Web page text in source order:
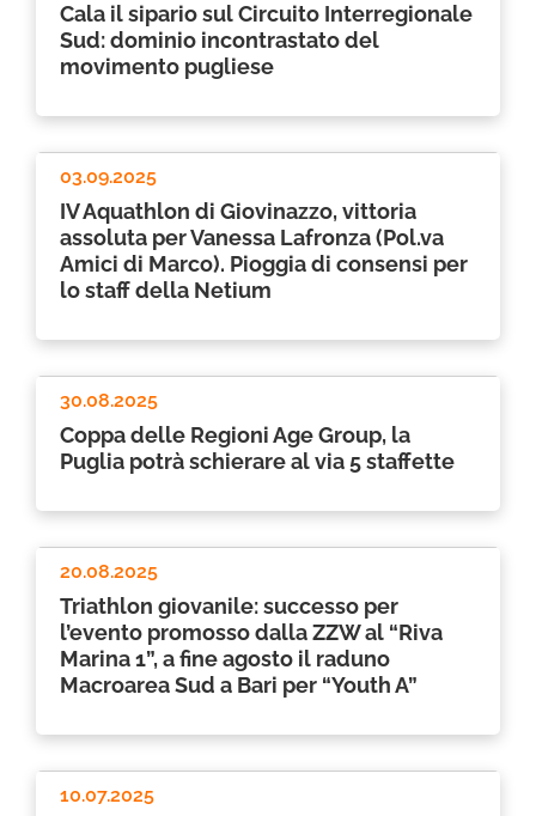
Cala il sipario sul Circuito Interregionale
Sud: dominio incontrastato del
movimento pugliese
03.09.2025
IV Aquathlon di Giovinazzo, vittoria
assoluta per Vanessa Lafronza (Pol.va
Amici di Marco). Pioggia di consensi per
lo staff della Netium
30.08.2025
Coppa delle Regioni Age Group, la
Puglia potrà schierare al via 5 staffette
20.08.2025
Triathlon giovanile: successo per
l’evento promosso dalla ZZW al “Riva
Marina 1”, a fine agosto il raduno
Macroarea Sud a Bari per “Youth A”
10.07.2025